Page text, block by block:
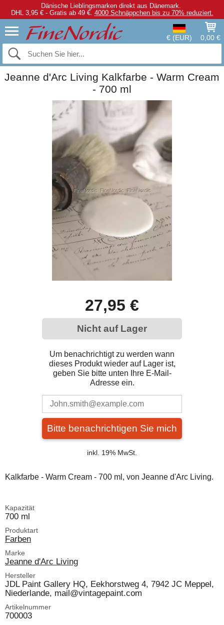
Dänische Lieblingsmarken direkt aus Dänemark.
DHL 3,95 € - Gratis ab 49 €. 4000 Schnäppchen bis zu 70% reduziert.
€ (EUR) 0,00 €
Jeanne d'Arc Living Kalkfarbe - Warm Cream
- 700 ml
27,95 €
Nicht auf Lager
Um benachrichtigt zu werden wann
dieses Produkt wieder auf Lager ist,
geben Sie bitte unten Ihre E-Mail-
Adresse ein.
Bitte benachrichtigen Sie mich
inkl. 19% MwSt.
Kalkfarbe - Warm Cream - 700 ml, von Jeanne d'Arc Living.
Kapazität
700 ml
Produktart
Farben
Marke
Jeanne d'Arc Living
Hersteller
JDL Paint Gallery HQ, Eekhorstweg 4, 7942 JC Meppel,
Niederlande, mail@vintagepaint.com
Artikelnummer
700003